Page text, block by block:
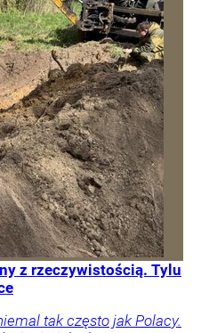
z rzeczywistością. Tylu
tak często jak Polacy.